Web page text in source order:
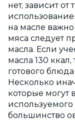
нет, зависит от
на масле
мяса следует
масла. Если
масла 130
готового
Несколько
которые могут
используемого
большинство